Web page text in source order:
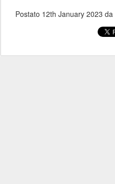
Postato 12th January 2023 da